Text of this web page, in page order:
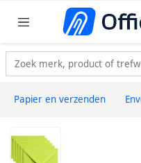
Papier en verzenden